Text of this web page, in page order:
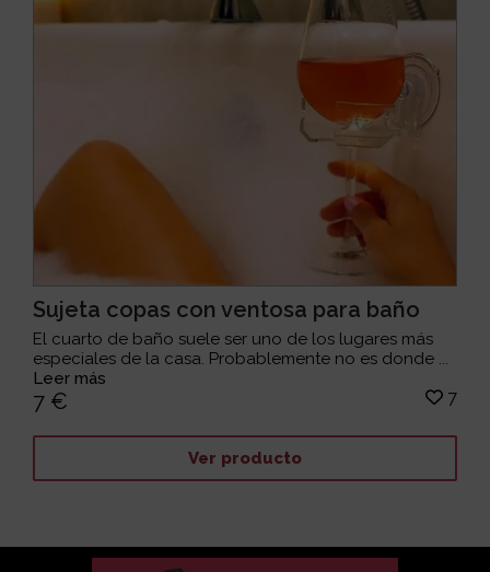
Sujeta copas con ventosa para baño
El cuarto de baño suele ser uno de los lugares más
especiales de la casa. Probablemente no es donde ...
Leer más
7 € 7
Ver producto